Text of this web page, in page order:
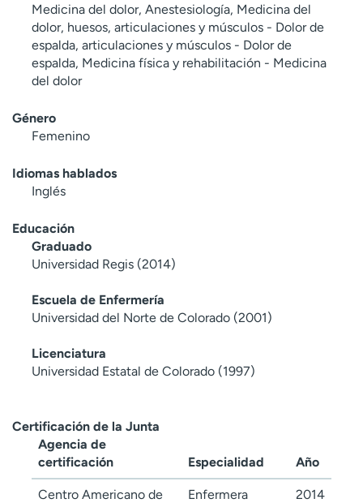
Medicina del dolor, Anestesiología, Medicina del
dolor, huesos, articulaciones y músculos - Dolor de
espalda, articulaciones y músculos - Dolor de
espalda, Medicina física y rehabilitación - Medicina
del dolor
Género
Femenino
Idiomas hablados
Inglés
Educación
Graduado
Universidad Regis (2014)
Escuela de Enfermería
Universidad del Norte de Colorado (2001)
Licenciatura
Universidad Estatal de Colorado (1997)
Certificación de la Junta
Agencia de
certificación
Especialidad Año
Centro Americano de
Enfermera
2014